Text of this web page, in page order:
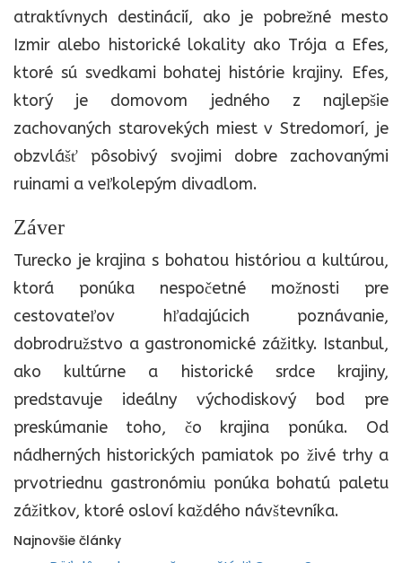
atraktívnych destinácií, ako je pobrežné mesto
Izmir alebo historické lokality ako Trója a Efes,
ktoré sú svedkami bohatej histórie krajiny. Efes,
ktorý je domovom jedného z najlepšie
zachovaných starovekých miest v Stredomorí, je
obzvlášť pôsobivý svojimi dobre zachovanými
ruinami a veľkolepým divadlom.
Záver
Turecko je krajina s bohatou históriou a kultúrou,
ktorá ponúka nespočetné možnosti pre
cestovateľov hľadajúcich poznávanie,
dobrodružstvo a gastronomické zážitky. Istanbul,
ako kultúrne a historické srdce krajiny,
predstavuje ideálny východiskový bod pre
preskúmanie toho, čo krajina ponúka. Od
nádherných historických pamiatok po živé trhy a
prvotriednu gastronómiu ponúka bohatú paletu
zážitkov, ktoré osloví každého návštevníka.
Najnovšie články